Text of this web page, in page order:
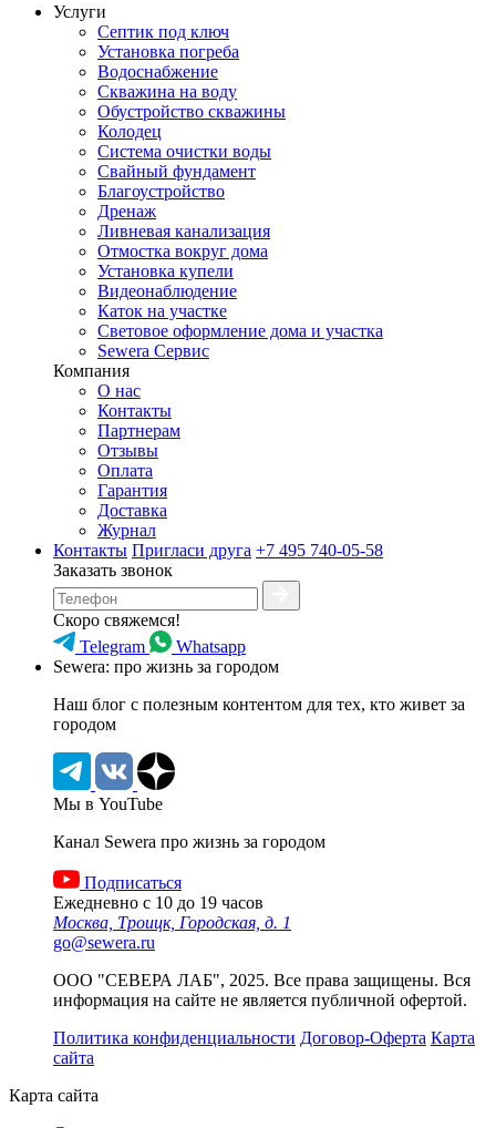
Услуги
Септик под ключ
Установка погреба
Водоснабжение
Скважина на воду
Обустройство скважины
Колодец
Система очистки воды
Свайный фундамент
Благоустройство
Дренаж
Ливневая канализация
Отмостка вокруг дома
Установка купели
Видеонаблюдение
Каток на участке
Световое оформление дома и участка
Sewera Сервис
Компания
О нас
Контакты
Партнерам
Отзывы
Оплата
Гарантия
Доставка
Журнал
Контакты Пригласи друга +7 495 740-05-58
Заказать звонок
Скоро свяжемся!
Telegram
Whatsapp
Sewera: про жизнь за городом
Наш блог c полезным контентом для тех, кто живет за
городом
Мы в YouTube
Канал Sewera про жизнь за городом
Подписаться
Ежедневно с 10 до 19 часов
Москва, Троицк, Городская, д. 1
go@sewera.ru
ООО "СЕВЕРА ЛАБ", 2025. Все права защищены. Вся
информация на сайте не является публичной офертой.
Политика конфиденциальности Договор-Оферта Карта
сайта
Карта сайта